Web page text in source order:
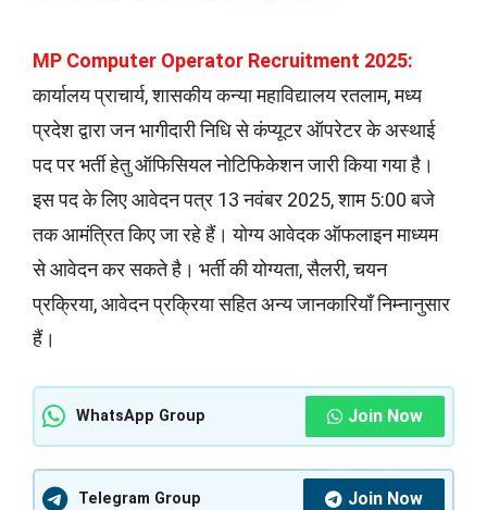
MP Computer Operator Recruitment 2025:
कार्यालय प्राचार्य, शासकीय कन्या महाविद्यालय रतलाम, मध्य
प्रदेश द्वारा जन भागीदारी निधि से कंप्यूटर ऑपरेटर के अस्थाई
पद पर भर्ती हेतु ऑफिसियल नोटिफिकेशन जारी किया गया है।
इस पद के लिए आवेदन पत्र 13 नवंबर 2025, शाम 5:00 बजे
तक आमंत्रित किए जा रहे हैं। योग्य आवेदक ऑफलाइन माध्यम
से आवेदन कर सकते है। भर्ती की योग्यता, सैलरी, चयन
प्रक्रिया, आवेदन प्रक्रिया सहित अन्य जानकारियाँ निम्नानुसार
हैं।
WhatsApp Group Join Now
Telegram Group Join Now